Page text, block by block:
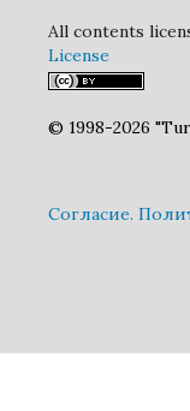
All contents
License
© 1998-2026
Cогласие.